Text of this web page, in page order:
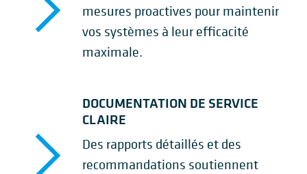
mesures proactives pour maintenir
vos systèmes à leur efficacité
maximale.
DOCUMENTATION DE SERVICE
CLAIRE
Des rapports détaillés et des
recommandations soutiennent